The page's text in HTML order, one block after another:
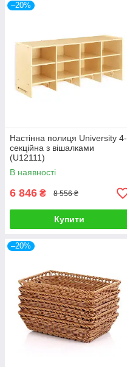
–20%
Настінна полиця University 4-
секційна з вішалками
(U12111)
В наявності
6 846 ₴ 8 556 ₴
Купити
–20%